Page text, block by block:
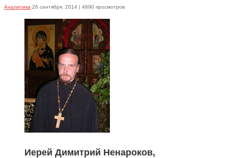
Аналитика 26 сентября, 2014 | 4890 просмотров
Иерей Димитрий Ненароков,